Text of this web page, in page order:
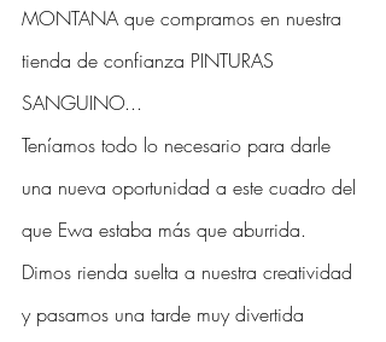
MONTANA que compramos en nuestra
tienda de confianza PINTURAS
SANGUINO...
Teníamos todo lo necesario para darle
una nueva oportunidad a este cuadro del
que Ewa estaba más que aburrida.
Dimos rienda suelta a nuestra creatividad
y pasamos una tarde muy divertida